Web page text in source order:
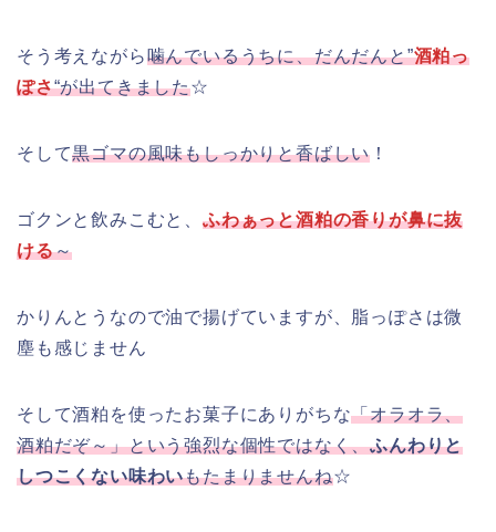
そう考えながら噛んでいるうちに、だんだんと”酒粕っ
ぽさ“が出てきました☆
そして黒ゴマの風味もしっかりと香ばしい ！
ゴクンと飲みこむと、 ふわぁっと酒粕の香りが鼻に抜
ける～
かりんとうなので油で揚げていますが、脂っぽさは微
塵も感じません
そして酒粕を使ったお菓子にありがちな「オラオラ、
酒粕だぞ～」という強烈な個性ではなく、ふんわりと
しつこくない味わいもたまりませんね☆